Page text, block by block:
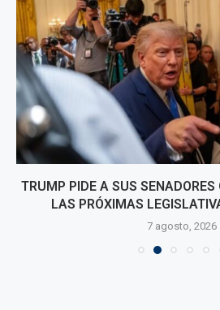
TRUMP PIDE A SUS SENADORES
LAS PRÓXIMAS
7 agosto, 2026